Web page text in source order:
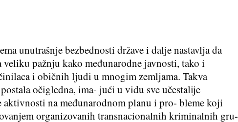
unutrašnje bezbednosti države i dalje nastavlja da
veliku pažnju kako međunarodne javnosti, tako i
i običnih ljudi u mnogim zemljama. Takva
očigledna, ima- jući u vidu sve učestalije
aktivnosti na međunarodnom planu i pro- bleme koji
organizovanih transnacionalnih kriminalnih gru-